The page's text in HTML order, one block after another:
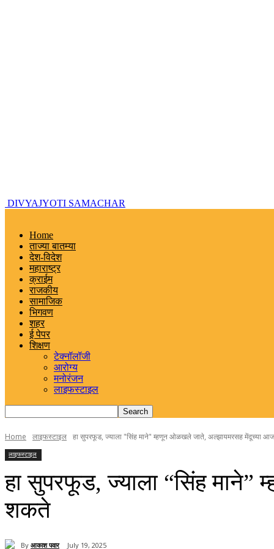
DIVYAJYOTI SAMACHAR
Home
ताज्या बातम्या
देश-विदेश
महाराष्ट्र
क्राईम
राजकीय
सामाजिक
भिगवण
शहर
ई पेपर
शिक्षण
टेक्नॉलॉजी
आरोग्य
मनोरंजन
लाइफस्टाइल
Home लाइफस्टाइल हा सुपरफूड, ज्याला "सिंह माने" म्हणून ओळखले जाते, अल्झायमरसह मेंदूच्या
लाइफस्टाइल
हा सुपरफूड, ज्याला “सिंह
शकते
By आकाश पवार July 19, 2025